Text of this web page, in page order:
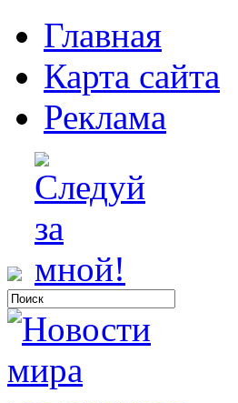
Главная
Карта сайта
Реклама